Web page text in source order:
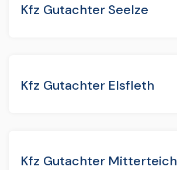
Kfz Gutachter Seelze
Kfz Gutachter Elsfleth
Kfz Gutachter Mitterteich